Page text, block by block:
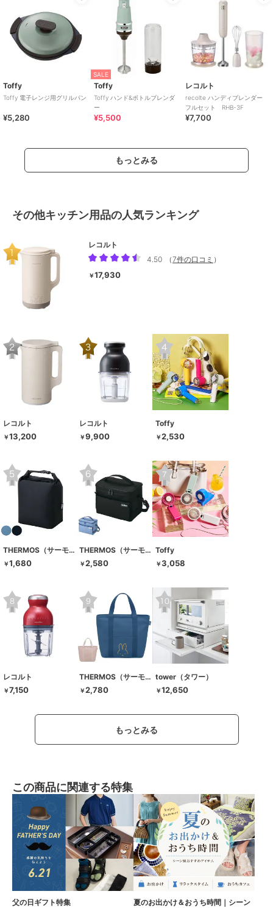
Toffy
Toffy 電子レンジ用グリルパン
¥5,280
SALE
Toffy
Toffy ハンド&ボトルブレンダ
ー
¥5,500
レコルト
recolte ハンディブレンダー
フルセット RHB-3F
¥7,700
もっとみる
その他キッチン用品の人気ランキング
レコルト
4.50
（7件の口コミ ）
￥17,930
レコルト
￥13,200
レコルト
￥9,900
Toffy
￥2,530
THERMOS（サーモス）
￥1,680
THERMOS（サーモス）
￥2,580
Toffy
￥3,058
レコルト
￥7,150
THERMOS（サーモス）
￥2,780
tower（タワー）
￥12,650
もっとみる
この商品に関連する特集
父の日ギフト特集
夏のお出かけ＆おうち時間｜シーン